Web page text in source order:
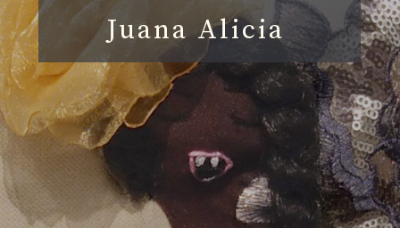
Juana Alicia